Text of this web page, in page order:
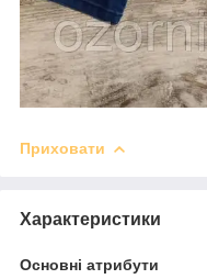
Приховати
Характеристики
Основні атрибути